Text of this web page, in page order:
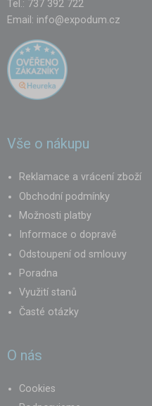
Tel.: 737 392 722
Email: info@expodum.cz
Vše o nákupu
Reklamace a vrácení zboží
Obchodní podmínky
Možnosti platby
Informace o dopravě
Odstoupení od smlouvy
Poradna
Využití stanů
Časté otázky
O nás
Cookies